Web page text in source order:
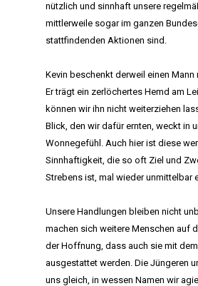
nützlich und sinnhaft unsere
mittlerweile sogar im ganzen
stattfindenden Aktionen sind.
Kevin beschenkt derweil einen Mann
Er trägt ein zerlöchertes Hemd am
können wir ihn nicht weiterziehen
Blick, den wir dafür ernten, weckt in
Wonnegefühl. Auch hier ist diese
Sinnhaftigkeit, die so oft Ziel und
Strebens ist, mal wieder unmittelbar
Unsere Handlungen bleiben nicht
machen sich weitere Menschen auf
der Hoffnung, dass auch sie mit
ausgestattet werden. Die Jüngeren
uns gleich, in wessen Namen wir